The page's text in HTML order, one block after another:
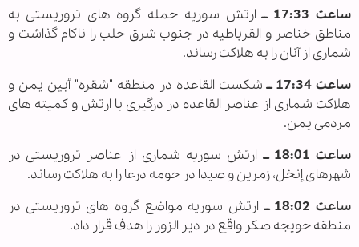
ساعت 17:33 ــ
ارتش سوریه حمله گروه های تروریستی به
مناطق خناصر و القرباطیه در جنوب شرق حلب را ناکام گذاشت و
شماری از آنان را به هلاکت رساند.
ساعت 17:34 ــ
شکست القاعده در منطقه "شقره" أبین یمن و
هلاکت شماری از عناصر القاعده در درگیری با ارتش و کمیته های
مردمی یمن.
ساعت 18:01 ــ
ارتش سوریه شماری از عناصر تروریستی در
شهرهای إنخل، زمرین و صیدا در حومه درعا را به هلاکت رساند.
ساعت 18:02 ــ
ارتش سوریه مواضع گروه های تروریستی در
منطقه حویجه صکر واقع در دیر الزور را هدف قرار داد.